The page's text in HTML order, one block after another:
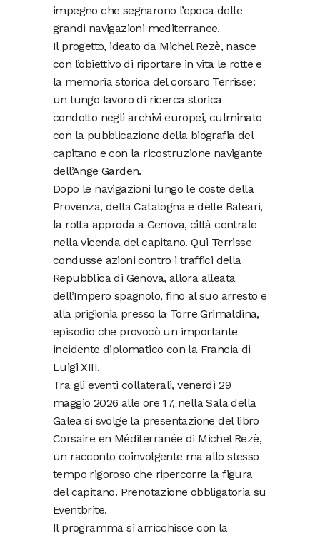
impegno che segnarono l’epoca delle
grandi navigazioni mediterranee.
Il progetto, ideato da Michel Rezè, nasce
con l’obiettivo di riportare in vita le rotte e
la memoria storica del corsaro Terrisse:
un lungo lavoro di ricerca storica
condotto negli archivi europei, culminato
con la pubblicazione della biografia del
capitano e con la ricostruzione navigante
dell’Ange Garden.
Dopo le navigazioni lungo le coste della
Provenza, della Catalogna e delle Baleari,
la rotta approda a Genova, città centrale
nella vicenda del capitano. Qui Terrisse
condusse azioni contro i traffici della
Repubblica di Genova, allora alleata
dell’Impero spagnolo, fino al suo arresto e
alla prigionia presso la Torre Grimaldina,
episodio che provocò un importante
incidente diplomatico con la Francia di
Luigi XIII.
Tra gli eventi collaterali, venerdì 29
maggio 2026 alle ore 17, nella Sala della
Galea si svolge la presentazione del libro
Corsaire en Méditerranée di Michel Rezè,
un racconto coinvolgente ma allo stesso
tempo rigoroso che ripercorre la figura
del capitano. Prenotazione obbligatoria su
Eventbrite.
Il programma si arricchisce con la